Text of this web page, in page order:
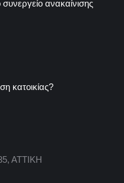
ανακαίνισης
κατοικίας?
ΑΤΤΙΚΗ